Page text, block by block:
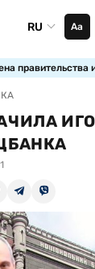
RU Аа
правительства